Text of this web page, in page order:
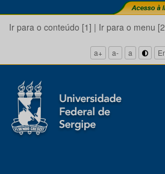
Ir para o conteúdo [1] | Ir para o menu
a+ a- a